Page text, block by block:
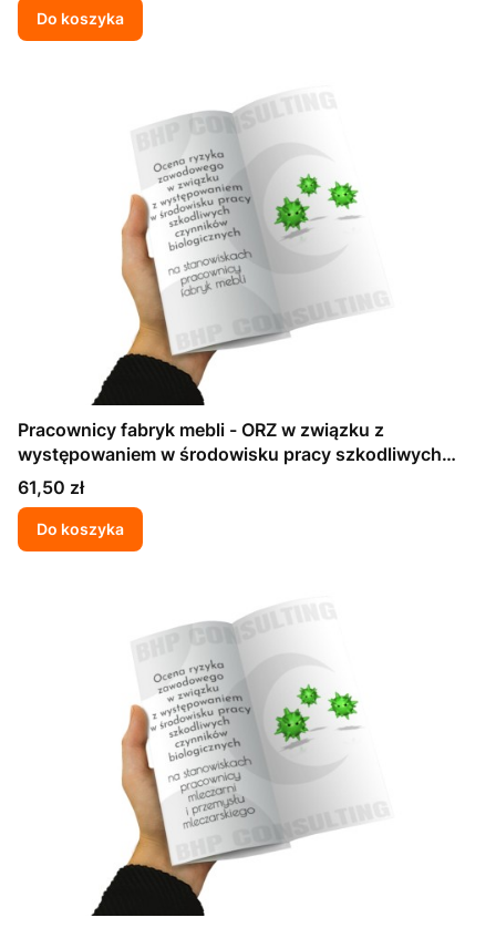
Do koszyka
Pracownicy fabryk mebli - ORZ w związku z
występowaniem w środowisku pracy szkodliwych
czynników biologicznych
Cena
61,50 zł
Do koszyka